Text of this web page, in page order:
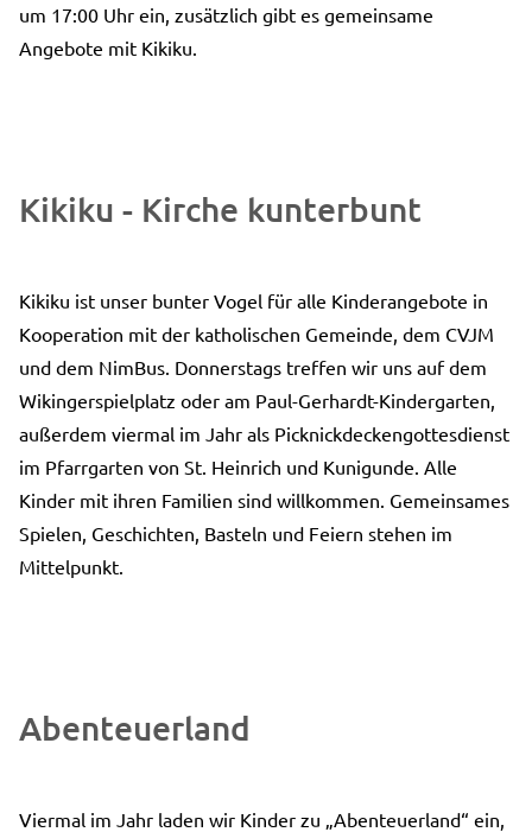
um 17:00 Uhr ein, zusätzlich gibt es gemeinsame
Angebote mit Kikiku.
Kikiku - Kirche kunterbunt
Kikiku ist unser bunter Vogel für alle Kinderangebote in
Kooperation mit der katholischen Gemeinde, dem CVJM
und dem NimBus. Donnerstags treffen wir uns auf dem
Wikingerspielplatz oder am Paul-Gerhardt-Kindergarten,
außerdem viermal im Jahr als Picknickdeckengottesdienst
im Pfarrgarten von St. Heinrich und Kunigunde. Alle
Kinder mit ihren Familien sind willkommen. Gemeinsames
Spielen, Geschichten, Basteln und Feiern stehen im
Mittelpunkt.
Abenteuerland
Viermal im Jahr laden wir Kinder zu „Abenteuerland“ ein,